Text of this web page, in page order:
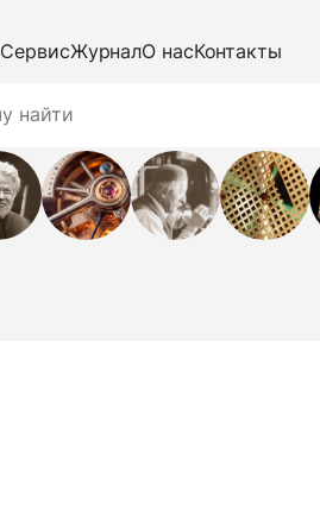
СервисЖурналО насКонтакты